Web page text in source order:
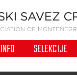
INFO SELEKCIJE